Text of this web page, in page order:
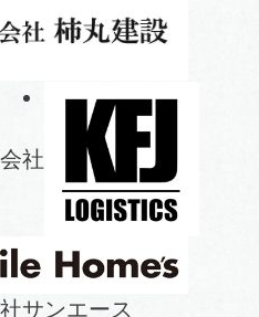
社
サンエース